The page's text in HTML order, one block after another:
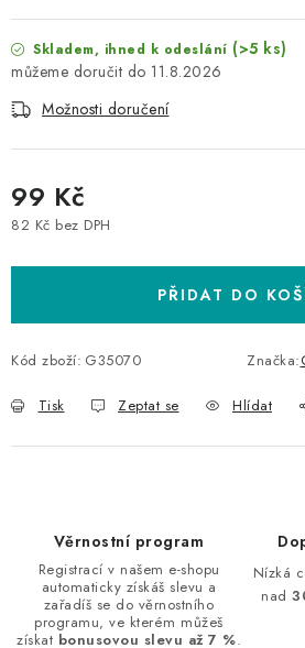
Skladem, ihned k odeslání (>5 ks)
11.8.2026
Možnosti doručení
99 Kč
82 Kč bez DPH
PŘIDAT DO
Kód zboží: G35070 Značka:
Tisk Zeptat se Hlídat
Věrnostní program
Registrací v našem e-shopu
automaticky získáš slevu a
zařadíš se do věrnostního
programu, ve kterém můžeš
získat bonusovou slevu až 7 %.
Nízká
nad